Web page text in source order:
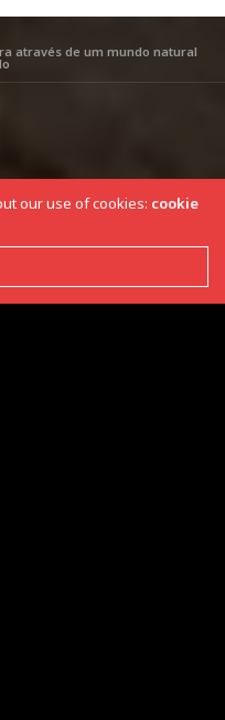
através de um mundo natural
our use of cookies: cookie